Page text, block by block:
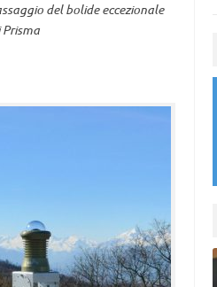
del bolide eccezionale